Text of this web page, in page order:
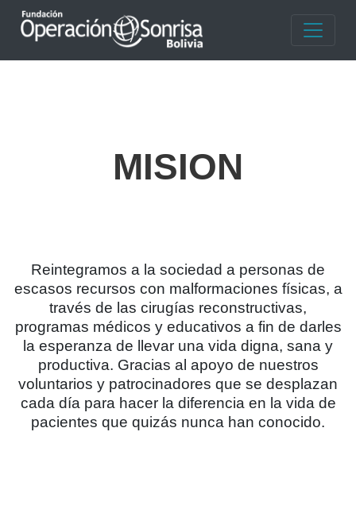
MISION
Reintegramos a la sociedad a personas de
escasos recursos con malformaciones físicas, a
través de las cirugías reconstructivas,
programas médicos y educativos a fin de darles
la esperanza de llevar una vida digna, sana y
productiva. Gracias al apoyo de nuestros
voluntarios y patrocinadores que se desplazan
cada día para hacer la diferencia en la vida de
pacientes que quizás nunca han conocido.